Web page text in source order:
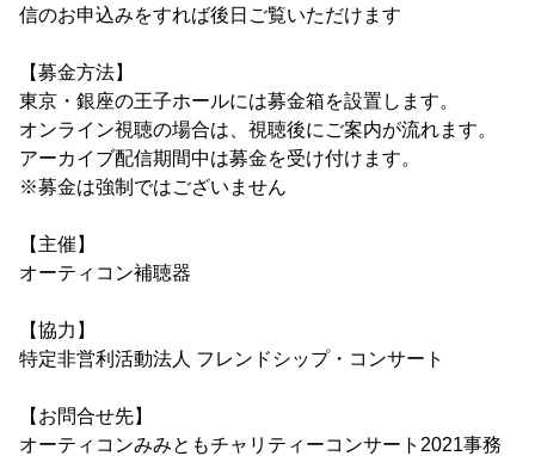
信のお申込みをすれば後日ご覧いただけます
【募金方法】
東京・銀座の王子ホールには募金箱を設置します。
オンライン視聴の場合は、視聴後にご案内が流れます。
アーカイブ配信期間中は募金を受け付けます。
※募金は強制ではございません
【主催】
オーティコン補聴器
【協力】
特定非営利活動法人 フレンドシップ・コンサート
【お問合せ先】
オーティコンみみともチャリティーコンサート2021事務